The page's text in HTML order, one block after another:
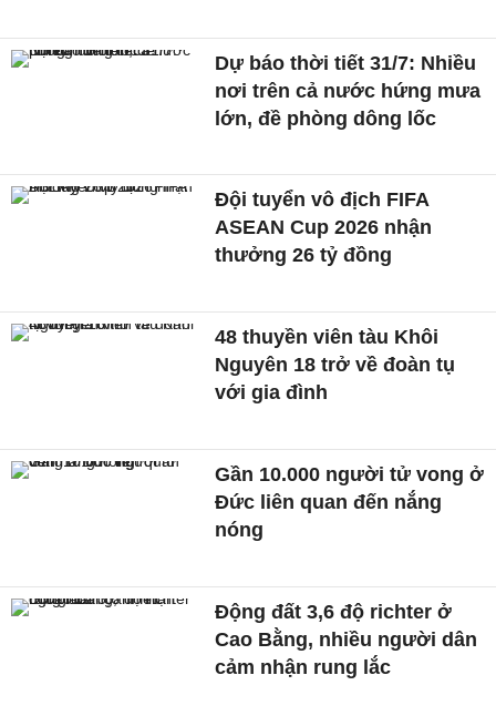
Dự báo thời tiết 31/7: Nhiều
nơi trên cả nước hứng mưa
lớn, đề phòng dông lốc
Đội tuyển vô địch FIFA
ASEAN Cup 2026 nhận
thưởng 26 tỷ đồng
48 thuyền viên tàu Khôi
Nguyên 18 trở về đoàn tụ
với gia đình
Gần 10.000 người tử vong ở
Đức liên quan đến nắng
nóng
Động đất 3,6 độ richter ở
Cao Bằng, nhiều người dân
cảm nhận rung lắc